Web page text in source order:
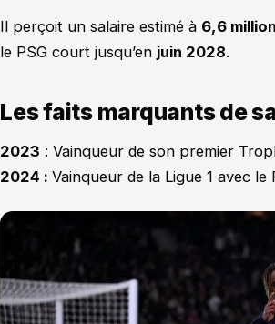
Il perçoit un salaire estimé à 6,6
le PSG court jusqu’en juin 2028.
Les faits marquants de
2023 : Vainqueur de son premier
2024 : Vainqueur de la Ligue 1 avec le